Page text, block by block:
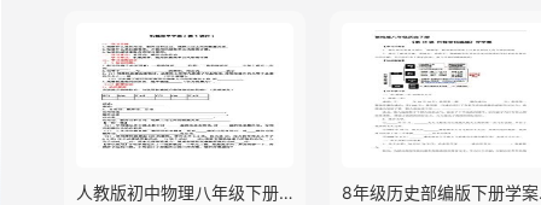
人教版初中物理八年级下册
8年级历史部编版下册学案